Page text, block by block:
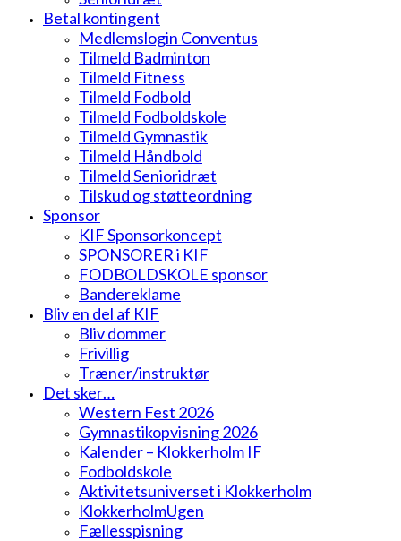
Betal kontingent
Medlemslogin Conventus
Tilmeld Badminton
Tilmeld Fitness
Tilmeld Fodbold
Tilmeld Fodboldskole
Tilmeld Gymnastik
Tilmeld Håndbold
Tilmeld Senioridræt
Tilskud og støtteordning
Sponsor
KIF Sponsorkoncept
SPONSORER i KIF
FODBOLDSKOLE sponsor
Bandereklame
Bliv en del af KIF
Bliv dommer
Frivillig
Træner/instruktør
Det sker…
Western Fest 2026
Gymnastikopvisning 2026
Kalender – Klokkerholm IF
Fodboldskole
Aktivitetsuniverset i Klokkerholm
KlokkerholmUgen
Fællesspisning